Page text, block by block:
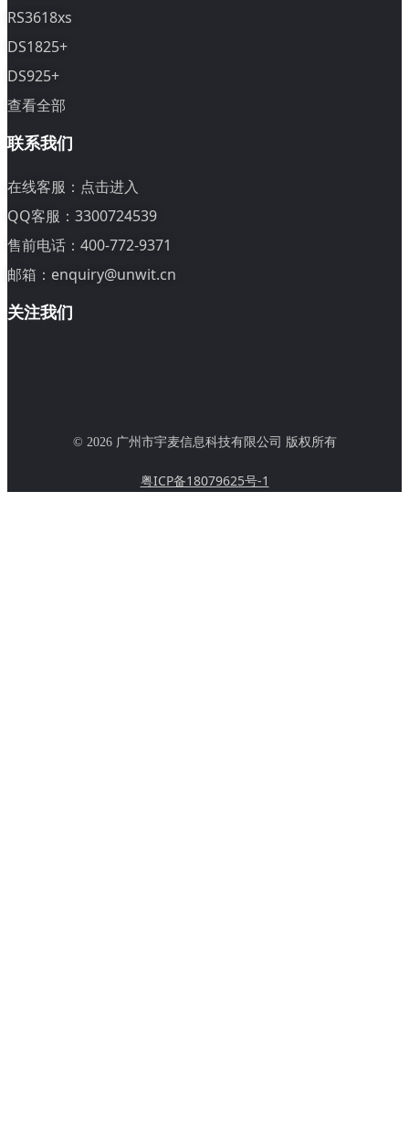
RS3618xs
DS1825+
DS925+
查看全部
联系我们
在线客服： 点击进入
QQ客服：3300724539
售前电话：400-772-9371
邮箱：enquiry@unwit.cn
关注我们
© 2026 广州市宇麦信息科技有限公司 版权所有
粤ICP备18079625号-1